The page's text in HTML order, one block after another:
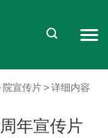
院宣传片 > 详细内容
年宣传片